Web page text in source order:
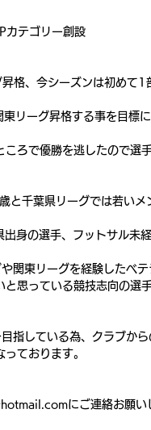
テゴリー創設
格、今シーズンは初めて1
リーグ昇格する事を目標
ころで優勝を逃したので選
と千葉県リーグでは若いメ
身の選手、フットサル未
関東リーグを経験したベ
と思っている競技志向の選
指している為、クラブか
ております。
にご連絡お願い